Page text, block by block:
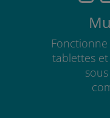
tablettes